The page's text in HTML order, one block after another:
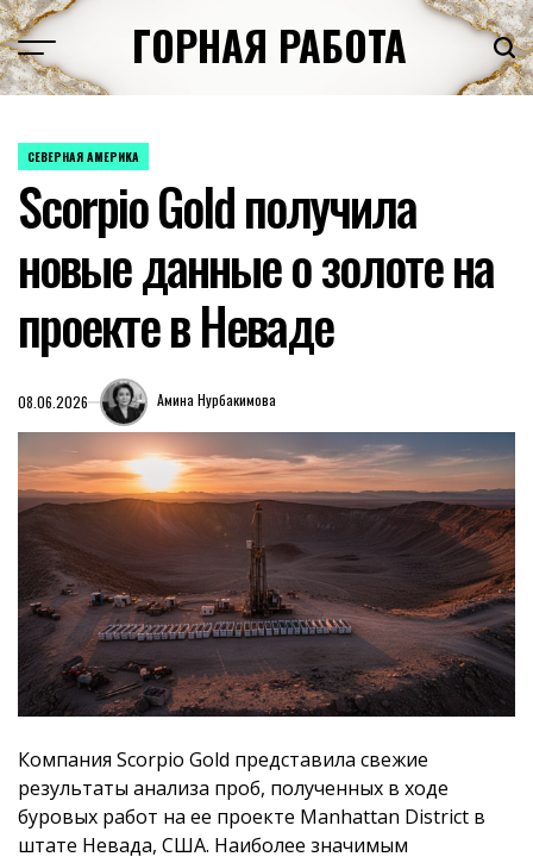
Перейти
к
содержимому
ГОРНАЯ РАБОТА
ОПУБЛИКОВАНО
СЕВЕРНАЯ АМЕРИКА
Scorpio Gold получила
новые данные о золоте на
проекте в Неваде
08.06.2026 Амина Нурбакимова
Компания Scorpio Gold представила свежие
результаты анализа проб, полученных в ходе
буровых работ на ее проекте Manhattan District в
штате Невада, США. Наиболее значимым